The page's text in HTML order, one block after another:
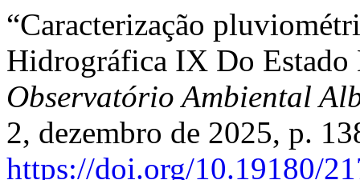
“Caracterização
Hidrográfica IX Do
Observatório Ambiental
2, dezembro de 2025, p.
https://doi.org/10.19180/